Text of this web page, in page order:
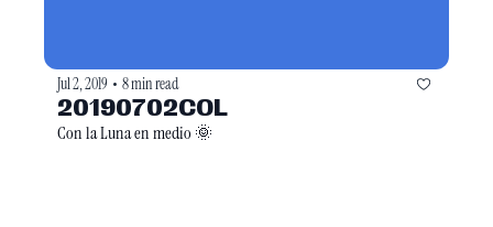
Jul 2, 2019 • 8 min read
20190702COL
Con la Luna en medio 🌞